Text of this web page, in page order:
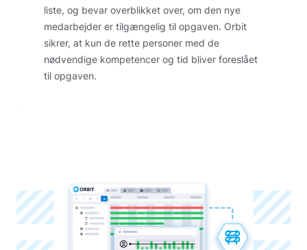
liste, og bevar overblikket over, om den nye
medarbejder er tilgængelig til opgaven. Orbit
sikrer, at kun de rette personer med de
nødvendige kompetencer og tid bliver foreslået
til opgaven.